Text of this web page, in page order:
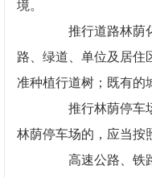
境。
推行道路林荫化
路、绿道、单位及居住
准种植行道树；既有的
推行林荫停车场
林荫停车场的，应当按
高速公路、铁路